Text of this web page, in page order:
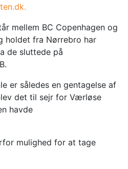
mellem BC Copenhagen og
holdet fra Nørrebro har
de sluttede på
er således en gentagelse af
det til sejr for Værløse
havde
mulighed for at tage